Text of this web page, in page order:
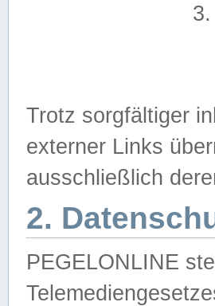
Trotz sorgfältiger
externer Links
ausschließlich
2.
PEGELONLINE